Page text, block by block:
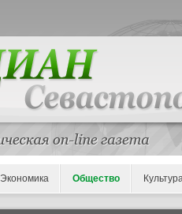
Экономика Общество